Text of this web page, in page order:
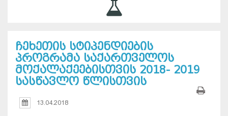
ჩეხეთის სტიპენდიების
პროგრამა საქართველოს
მოქალაქეებისთვის 2018- 2019
სასწავლო წლისთვის
13.04.2018